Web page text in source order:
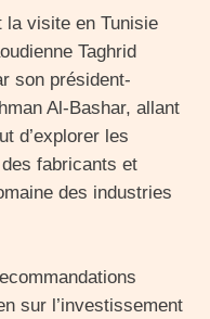
la visite en Tunisie
Taghrid
son président-
Al-Bashar, allant
d’explorer les
fabricants et
des industries
sur l’investissement